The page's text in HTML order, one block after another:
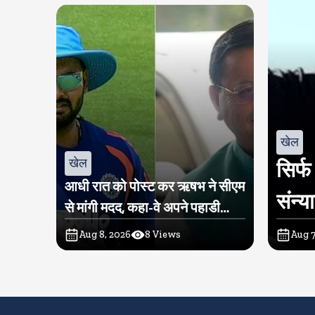
खेल
आधी रात को पोस्ट कर ऋषभ ने सीएम
से मांगी मदद, कहा-वे अपने पहाडी
लोगों के बीच लौटना चाहते हैं
Aug 8, 2026 8 Views
खेल
Aug